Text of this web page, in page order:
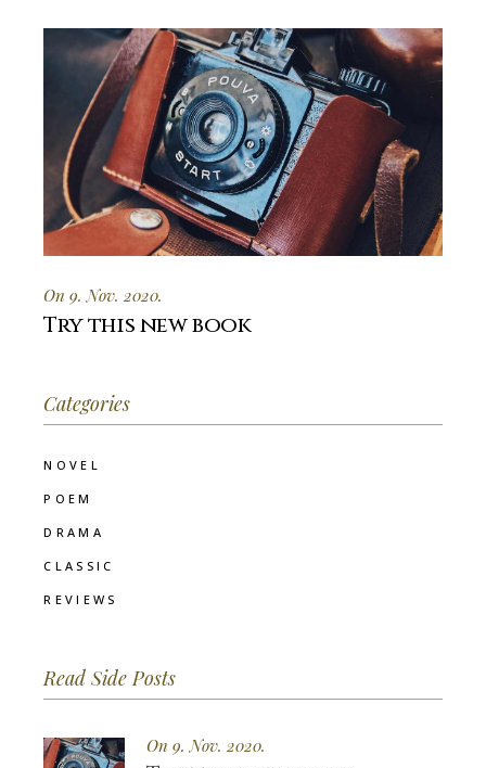
On 9. Nov. 2020.
Try this new book
Categories
NOVEL
POEM
DRAMA
CLASSIC
REVIEWS
Read Side Posts
On 9. Nov. 2020.